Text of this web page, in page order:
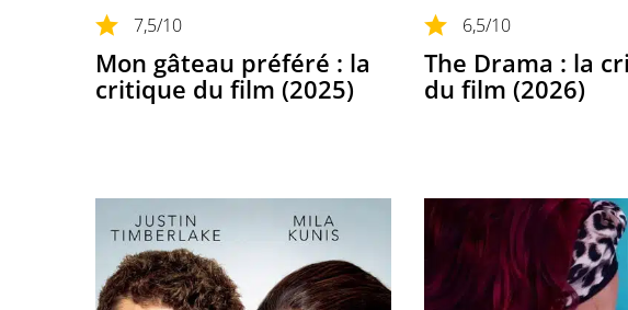
7,5/10
Mon gâteau préféré : la
critique du film (2025)
6,5/10
The Drama : la
du film (2026)